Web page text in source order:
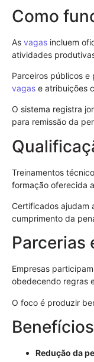
Como
As vagas incluem
atividades
Parceiros públicos
vagas e atribuições
O sistema registra
para remissão da
Treinamentos
formação oferecida
Certificados ajudam
cumprimento da
Parcerias
Empresas
obedecendo regras
O foco é produzir
Benefícios
Redução da